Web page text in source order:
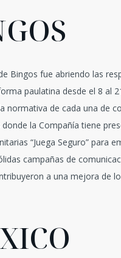
Bingos fue abriendo las
paulatina desde el 8 al
normativa de cada una de
la Compañía tiene
“Juega Seguro” para
campañas de
a una mejora de